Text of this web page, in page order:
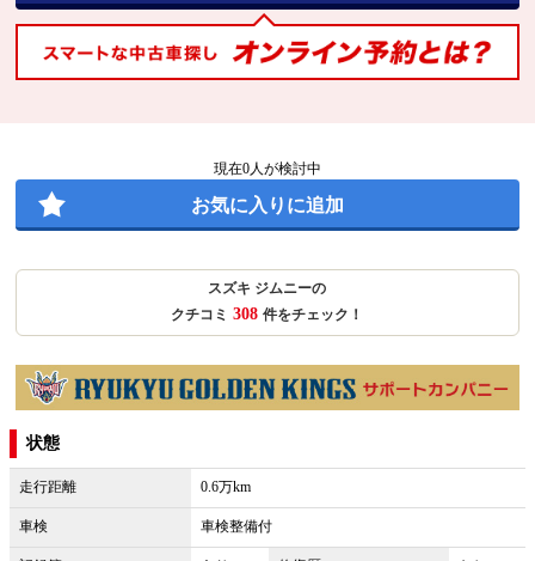
現在0人が検討中
お気に入りに追加
スズキ ジムニーの
クチコミ 308 件をチェック！
状態
走行距離 0.6万km
車検 車検整備付